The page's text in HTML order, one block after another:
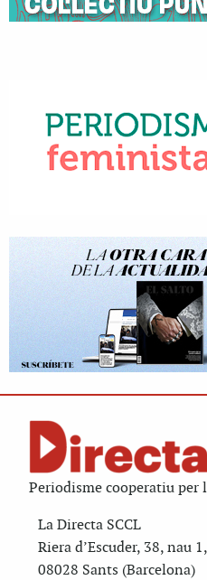
Periodisme cooperatiu per
La Directa SCCL
Riera d’Escuder, 38, nau
08028 Sants (Barcelona)